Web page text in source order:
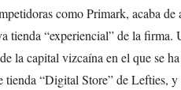
como Primark, acaba de
tienda “experiencial” de la firma.
la capital vizcaína en el que se
“Digital Store” de Lefties, y